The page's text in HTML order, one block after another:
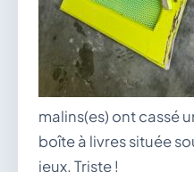
malins(es) ont cassé
boîte à livres située
jeux. Triste !